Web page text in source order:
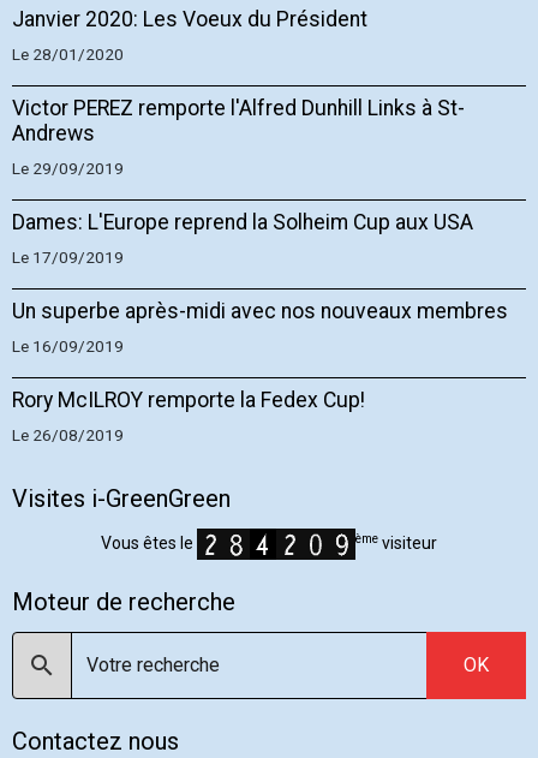
Janvier 2020: Les Voeux du Président
Le 28/01/2020
Victor PEREZ remporte l'Alfred Dunhill Links à St-
Andrews
Le 29/09/2019
Dames: L'Europe reprend la Solheim Cup aux USA
Le 17/09/2019
Un superbe après-midi avec nos nouveaux membres
Le 16/09/2019
Rory McILROY remporte la Fedex Cup!
Le 26/08/2019
Visites i-GreenGreen
Vous êtes le ème visiteur
Moteur de recherche
OK
Contactez nous